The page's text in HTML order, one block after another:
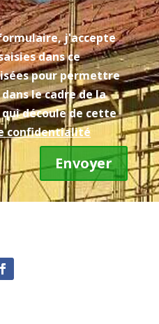
j'accepte
dans ce
pour permettre
le cadre de la
découle de cette
confidentialité
Envoyer